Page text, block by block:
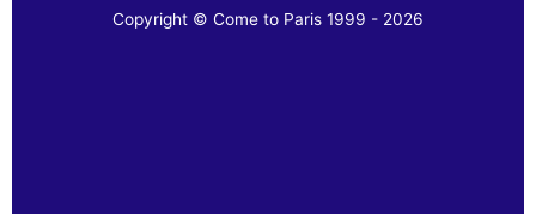
Copyright © Come to Paris 1999 - 2026